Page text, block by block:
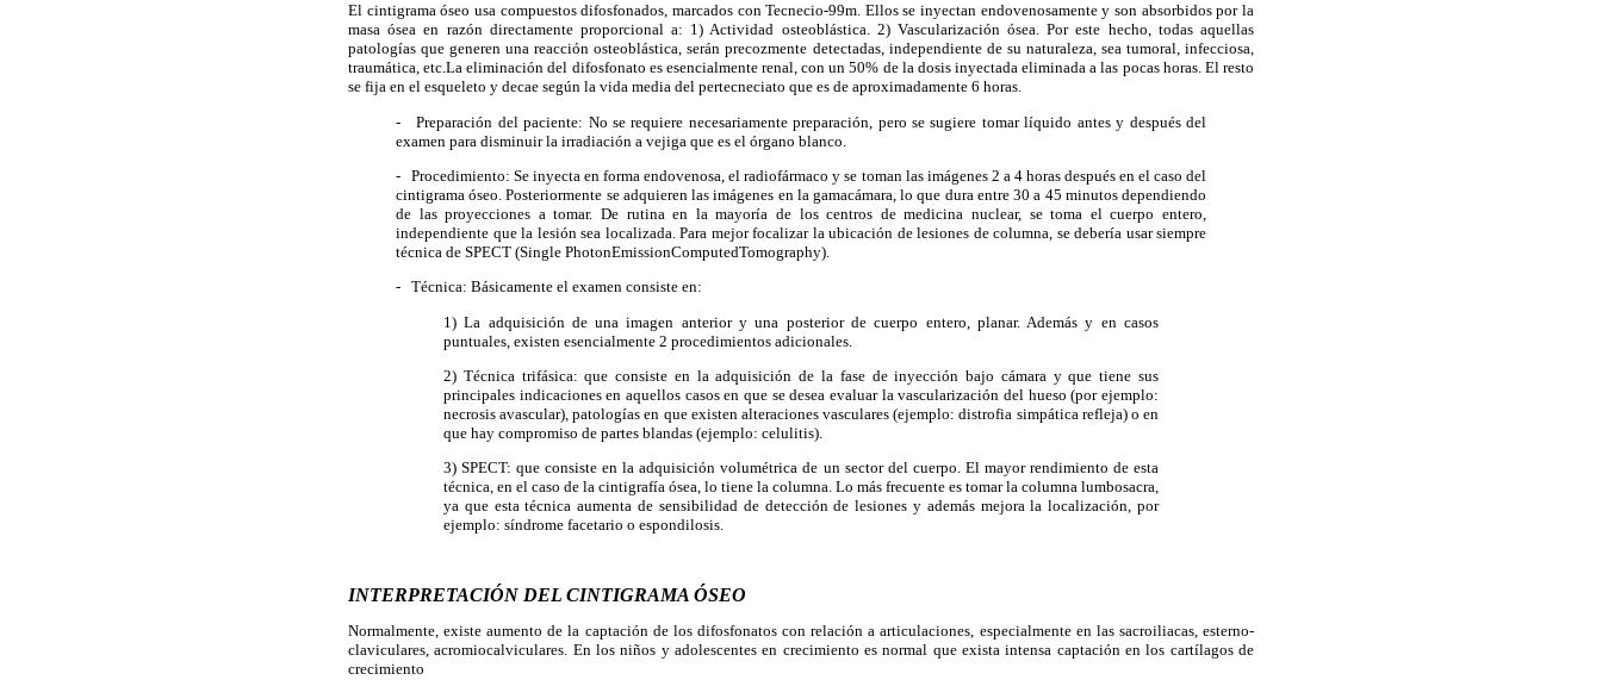
El cintigrama óseo usa compuestos difosfonados, marcados con Tecnecio-99m. Ellos se inyectan endovenosamente y son absorbidos por la
masa ósea en razón directamente proporcional a: 1) Actividad osteoblástica. 2) Vascularización ósea. Por este hecho, todas aquellas
patologías que generen una reacción osteoblástica, serán precozmente detectadas, independiente de su naturaleza, sea tumoral, infecciosa,
traumática, etc.La eliminación del difosfonato es esencialmente renal, con un 50% de la dosis inyectada eliminada a las pocas horas. El resto
se fija en el esqueleto y decae según la vida media del pertecneciato que es de aproximadamente 6 horas.
- Preparación del paciente: No se requiere necesariamente preparación, pero se sugiere tomar líquido antes y después del
examen para disminuir la irradiación a vejiga que es el órgano blanco.
- Procedimiento: Se inyecta en forma endovenosa, el radiofármaco y se toman las imágenes 2 a 4 horas después en el caso del
cintigrama óseo. Posteriormente se adquieren las imágenes en la gamacámara, lo que dura entre 30 a 45 minutos dependiendo
de las proyecciones a tomar. De rutina en la mayoría de los centros de medicina nuclear, se toma el cuerpo entero,
independiente que la lesión sea localizada. Para mejor focalizar la ubicación de lesiones de columna, se debería usar siempre
técnica de SPECT (Single PhotonEmissionComputedTomography).
- Técnica: Básicamente el examen consiste en:
1) La adquisición de una imagen anterior y una posterior de cuerpo entero, planar. Además y en casos
puntuales, existen esencialmente 2 procedimientos adicionales.
2) Técnica trifásica: que consiste en la adquisición de la fase de inyección bajo cámara y que tiene sus
principales indicaciones en aquellos casos en que se desea evaluar la vascularización del hueso (por ejemplo:
necrosis avascular), patologías en que existen alteraciones vasculares (ejemplo: distrofia simpática refleja) o en
que hay compromiso de partes blandas (ejemplo: celulitis).
3) SPECT: que consiste en la adquisición volumétrica de un sector del cuerpo. El mayor rendimiento de esta
técnica, en el caso de la cintigrafía ósea, lo tiene la columna. Lo más frecuente es tomar la columna lumbosacra,
ya que esta técnica aumenta de sensibilidad de detección de lesiones y además mejora la localización, por
ejemplo: síndrome facetario o espondilosis.
INTERPRETACIÓN DEL CINTIGRAMA ÓSEO
Normalmente, existe aumento de la captación de los difosfonatos con relación a articulaciones, especialmente en las sacroiliacas, esterno-
claviculares, acromiocalviculares. En los niños y adolescentes en crecimiento es normal que exista intensa captación en los cartílagos de
crecimiento